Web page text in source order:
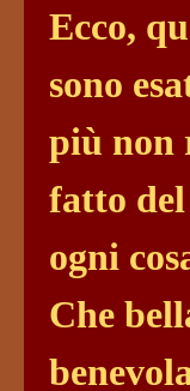
Ecco,
sono
più non
fatto del
ogni
Che